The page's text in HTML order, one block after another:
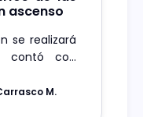
ascenso
se realizará
contó con
periodista
M.